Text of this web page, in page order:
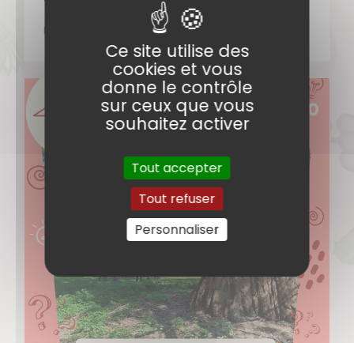
DÉCOUVRIR
Ce site utilise des
cookies et vous
donne le contrôle
sur ceux que vous
souhaitez activer
Tout accepter
Tout refuser
Personnaliser